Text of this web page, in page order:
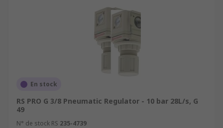
En stock
RS PRO G 3/8 Pneumatic Regulator - 10 bar 28L/s, G
49
N° de stock RS 235-4739